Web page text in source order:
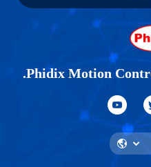
Phidix Motion